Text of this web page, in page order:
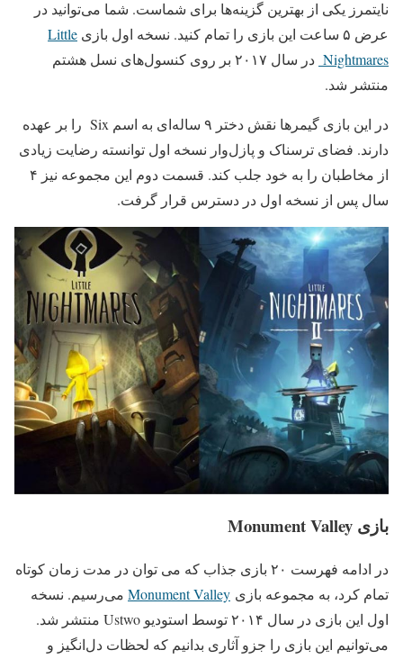
نایتمرز یکی از بهترین گزینه‌ها برای شماست. شما می‌توانید در
عرض ۵ ساعت این بازی را تمام کنید. نسخه اول بازی
Little
Nightmares
در سال ۲۰۱۷ بر روی کنسول‌های نسل هشتم
منتشر شد.
در این بازی گیمرها نقش دختر ۹ ساله‌ای به اسم Six را بر عهده
دارند. فضای ترسناک و پازل‌وار نسخه اول توانسته رضایت زیادی
از مخاطبان را به خود جلب کند. قسمت دوم این مجموعه نیز ۴
سال پس از نسخه اول در دسترس قرار گرفت.
بازی Monument Valley
در ادامه فهرست ۲۰ بازی جذاب که می ‌توان در مدت زمان کوتاه
تمام کرد، به مجموعه بازی Monument Valley می‌رسیم. نسخه
اول این بازی در سال ۲۰۱۴ توسط استودیو Ustwo منتشر شد.
می‌توانیم این بازی را جزو آثاری بدانیم که لحظات دل‌انگیز و